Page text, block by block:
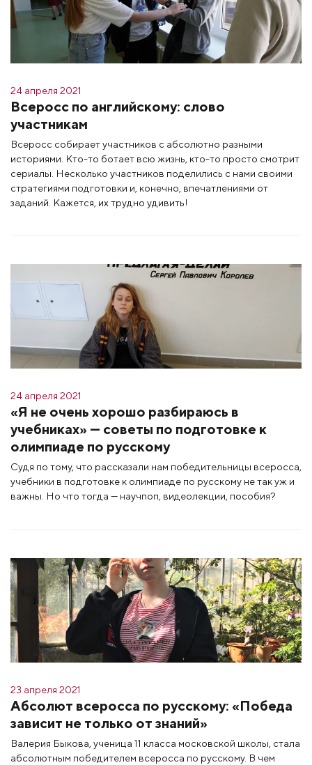
24 апреля 2021
Всеросс по английскому: слово
участникам
Всеросс собирает участников с абсолютно разными
историями. Кто-то ботает всю жизнь, кто-то просто смотрит
сериалы. Несколько участников поделились с нами своими
стратегиями подготовки и, конечно, впечатлениями от
заданий. Кажется, их трудно удивить!
24 апреля 2021
«Я не очень хорошо разбираюсь в
учебниках» — советы по подготовке к
олимпиаде по русскому
Судя по тому, что рассказали нам победительницы всеросса,
учебники в подготовке к олимпиаде по русскому не так уж и
важны. Но что тогда — научпоп, видеолекции, пособия?
23 апреля 2021
Абсолют всеросса по русскому: «Победа
зависит не только от знаний»
Валерия Быкова, ученица 11 класса московской школы, стала
абсолютным победителем всеросса по русскому. В чем